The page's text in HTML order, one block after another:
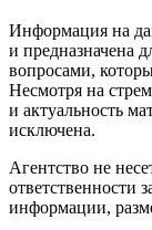
Информация на
и предназначена
вопросами,
Несмотря на
и актуальность
исключена.
Агентство не
ответственности
информации,